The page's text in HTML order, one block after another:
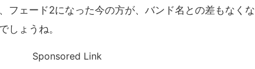
フェード2になった今の方が、バンド名との差もなくな
しょうね。
Sponsored Link